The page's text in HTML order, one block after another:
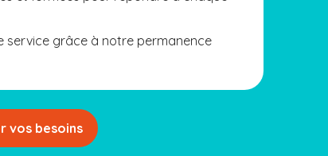
service grâce à notre permanence
vos besoins